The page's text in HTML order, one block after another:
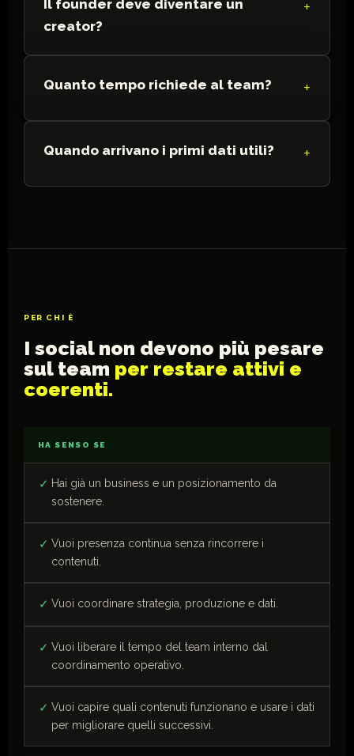
Il founder deve diventare un
creator?
Quanto tempo richiede al team?
Quando arrivano i primi dati utili?
PER CHI È
I social non devono più pesare
sul team per restare attivi e
coerenti.
HA SENSO SE
Hai già un business e un posizionamento da
sostenere.
Vuoi presenza continua senza rincorrere i
contenuti.
Vuoi coordinare strategia, produzione e dati.
Vuoi liberare il tempo del team interno dal
coordinamento operativo.
Vuoi capire quali contenuti funzionano e usare i dati
per migliorare quelli successivi.